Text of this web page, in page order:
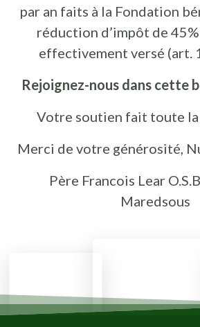
par an faits à la Fondation
réduction d’impôt de
effectivement versé (art.
Rejoignez-nous dans cette
Votre soutien fait toute
Merci de votre générosité,
Père Francois Lear
Maredsous